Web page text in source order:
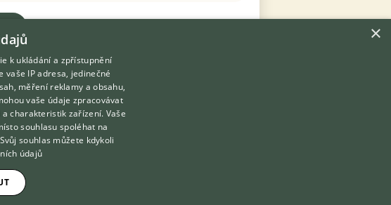
inzerátů
údajů
×
k ukládání a zpřístupnění
vaše IP adresa, jedinečné
měření reklamy a obsahu,
vaše údaje zpracovávat
charakteristik zařízení. Vaše
souhlasu spoléhat na
souhlas můžete kdykoli
údajů